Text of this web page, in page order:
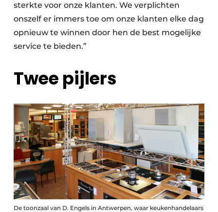
sterkte voor onze klanten. We verplichten
onszelf er immers toe om onze klanten elke dag
opnieuw te winnen door hen de best mogelijke
service te bieden.”
Twee pijlers
De toonzaal van D. Engels in Antwerpen, waar keukenhandelaars